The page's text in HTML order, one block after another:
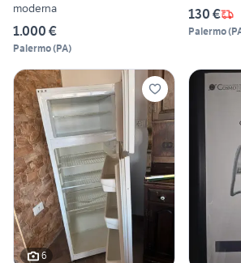
moderna
1.000 €
Palermo(PA)
130 €
Palermo(
6